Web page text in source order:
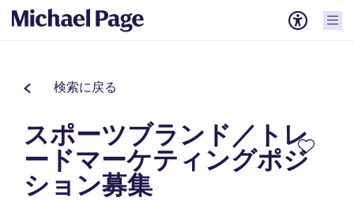
検索に戻る
スポーツブランド／トレ
ードマーケティングポジ
ション募集